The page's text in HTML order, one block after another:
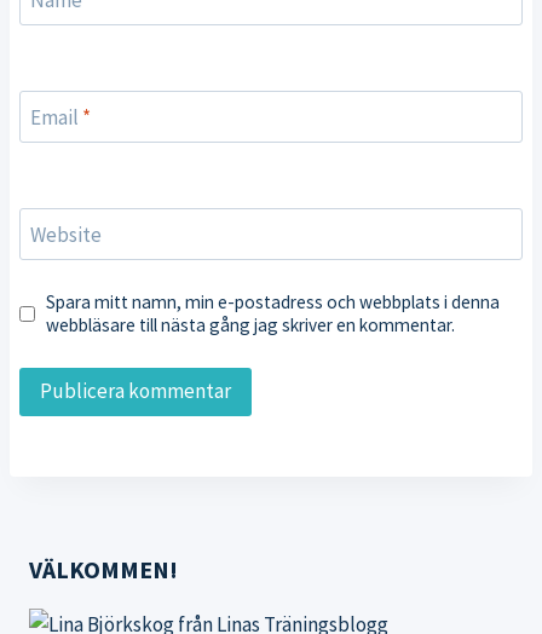
Email *
Website
Spara mitt namn, min e-postadress och webbplats i denna
webbläsare till nästa gång jag skriver en kommentar.
VÄLKOMMEN!